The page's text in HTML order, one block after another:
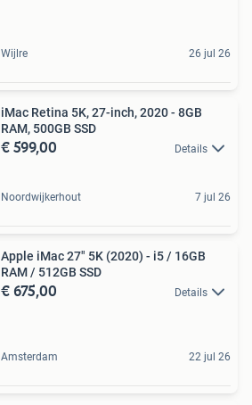
Wijlre 26 jul 26
iMac Retina 5K, 27-inch, 2020 - 8GB
RAM, 500GB SSD
€ 599,00 Details
Noordwijkerhout 7 jul 26
Apple iMac 27" 5K (2020) - i5 / 16GB
RAM / 512GB SSD
€ 675,00 Details
Amsterdam 22 jul 26